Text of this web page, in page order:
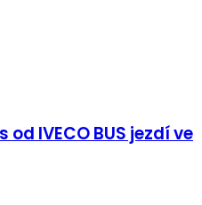
IVECO BUS jezdí ve